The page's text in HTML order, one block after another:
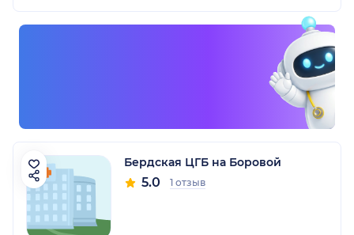
Бердская ЦГБ на Боровой
5.0 1 отзыв